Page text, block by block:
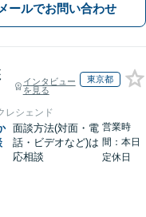
メールでお問い合わせ
インタビュー
を見る
東京都
レシェンド
面談方法(対面・電
話・ビデオなど)は
応相談
営業時
間：本日
定休日